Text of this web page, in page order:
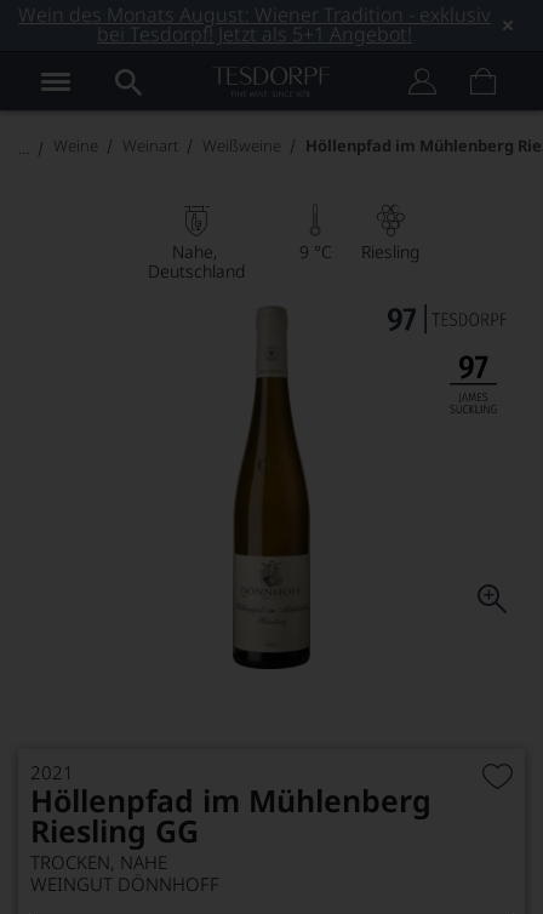
Wein des Monats August: Wiener Tradition - exklusiv
bei Tesdorpf! Jetzt als 5+1 Angebot!
Weine Weinart Weißweine Höllenpfad im Mühlenberg
Nahe
Deutschland
9 °C Riesling
2021
Höllenpfad im Mühlenberg
Riesling GG
TROCKEN, NAHE
WEINGUT DÖNNHOFF